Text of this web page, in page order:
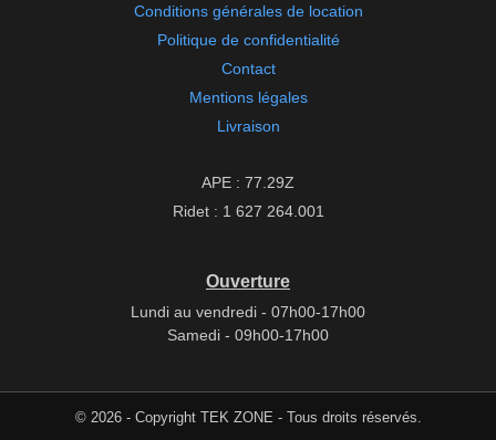
Conditions générales de location
Politique de confidentialité
Contact
Mentions légales
Livraison
APE : 77.29Z
Ridet : 1 627 264.001
Ouverture
Lundi au vendredi - 07h00-17h00
Samedi - 09h00-17h00
© 2026 - Copyright TEK ZONE - Tous droits réservés.